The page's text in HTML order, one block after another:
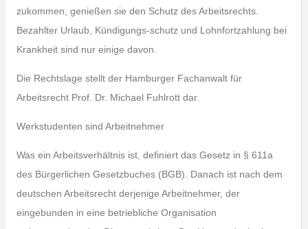
zukommen, genießen sie den Schutz des Arbeitsrechts.
Bezahlter Urlaub, Kündigungs-schutz und Lohnfortzahlung bei
Krankheit sind nur einige davon.
Die Rechtslage stellt der Hamburger Fachanwalt für
Arbeitsrecht Prof. Dr. Michael Fuhlrott dar.
Werkstudenten sind Arbeitnehmer
Was ein Arbeitsverhältnis ist, definiert das Gesetz in § 611a
des Bürgerlichen Gesetzbuches (BGB). Danach ist nach dem
deutschen Arbeitsrecht derjenige Arbeitnehmer, der
eingebunden in eine betriebliche Organisation